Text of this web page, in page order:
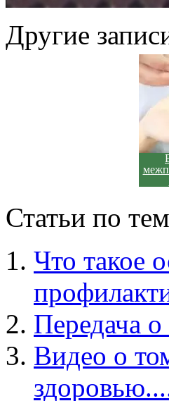
Другие
Статьи по
Что такое
Передача о
Видео о